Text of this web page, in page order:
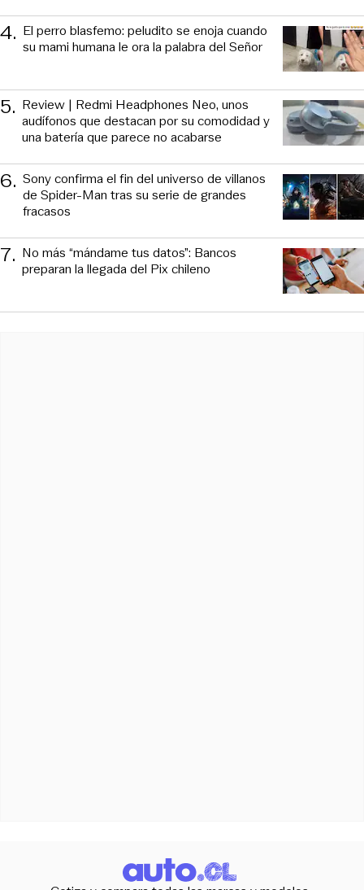
4. El perro blasfemo: peludito se enoja cuando
su mami humana le ora la palabra del Señor
5. Review | Redmi Headphones Neo, unos
audífonos que destacan por su comodidad y
una batería que parece no acabarse
6. Sony confirma el fin del universo de villanos
de Spider-Man tras su serie de grandes
fracasos
7. No más “mándame tus datos”: Bancos
preparan la llegada del Pix chileno